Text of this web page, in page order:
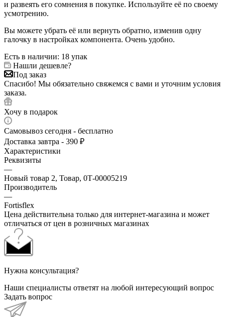
и развеять его сомнения в покупке. Используйте её по своему
усмотрению.
Вы можете убрать её или вернуть обратно, изменив одну
галочку в настройках компонента. Очень удобно.
Есть в наличии: 18 упак
Нашли дешевле?
Под заказ
Спасибо! Мы обязательно свяжемся с вами и уточним условия
заказа.
Хочу в подарок
Самовывоз сегодня - бесплатно
Доставка завтра - 390 ₽
Характеристики
Реквизиты
—
Новый товар 2, Товар, 0Т-00005219
Производитель
—
Fortisflex
Цена действительна только для интернет-магазина и может
отличаться от цен в розничных магазинах
Нужна консультация?
Наши специалисты ответят на любой интересующий вопрос
Задать вопрос